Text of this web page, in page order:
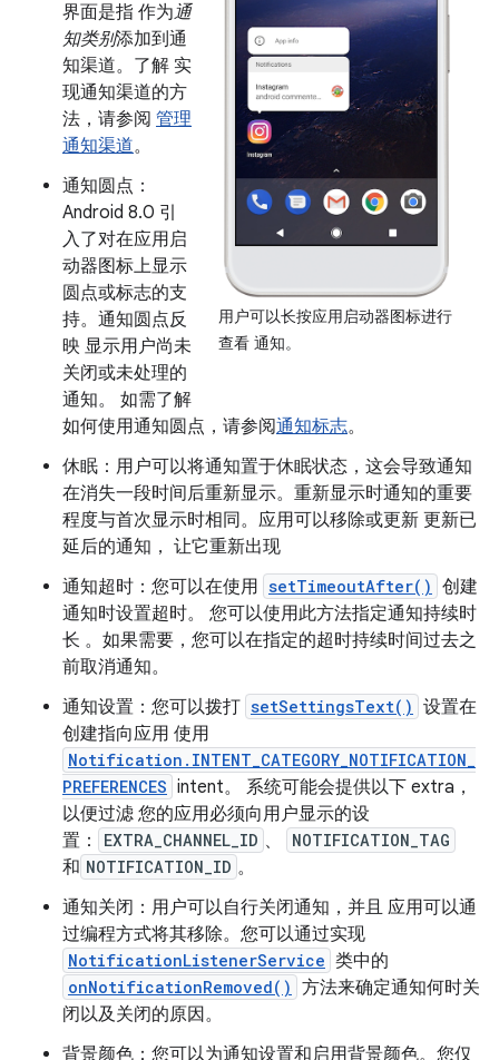
用户可以长按应用启动器图标进行
查看 通知。
界面是指 作为通
知类别添加到通
知渠道。了解 实
现通知渠道的方
法，请参阅 管理
通知渠道。
通知圆点：
Android 8.0 引
入了对在应用启
动器图标上显示
圆点或标志的支
持。通知圆点反
映 显示用户尚未
关闭或未处理的
通知。 如需了解
如何使用通知圆点，请参阅通知标志。
休眠：用户可以将通知置于休眠状态，这会导致通知
在消失一段时间后重新显示。重新显示时通知的重要
程度与首次显示时相同。应用可以移除或更新 更新已
延后的通知， 让它重新出现
通知超时：您可以在使用 setTimeoutAfter() 创建
通知时设置超时。 您可以使用此方法指定通知持续时
长 。如果需要，您可以在指定的超时持续时间过去之
前取消通知。
通知设置：您可以拨打 setSettingsText() 设置在
创建指向应用 使用
Notification.INTENT_CATEGORY_NOTIFICATION_
PREFERENCES intent。 系统可能会提供以下 extra，
以便过滤 您的应用必须向用户显示的设
置：
EXTRA_CHANNEL_ID 、 NOTIFICATION_TAG
和 NOTIFICATION_ID 。
通知关闭：用户可以自行关闭通知，并且 应用可以通
过编程方式将其移除。您可以通过实现
NotificationListenerService 类中的
onNotificationRemoved() 方法来确定通知何时关
闭以及关闭的原因。
背景颜色：您可以为通知设置和启用背景颜色。您仅